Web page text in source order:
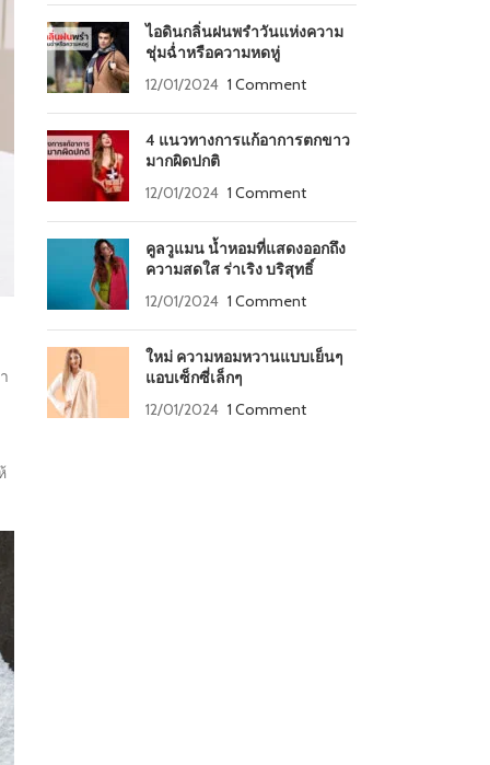
ไอดินกลิ่นฝนพรำวันแห่งความ
ชุ่มฉ่ำหรือความหดหู่
12/01/2024 1 Comment
4 แนวทางการแก้อาการตกขาว
มากผิดปกติ
12/01/2024 1 Comment
คูลวูแมน น้ำหอมที่แสดงออกถึง
ความสดใส ร่าเริง บริสุทธิ์
12/01/2024 1 Comment
ใหม่ ความหอมหวานแบบเย็นๆ
แอบเซ็กซี่เล็กๆ
12/01/2024 1 Comment